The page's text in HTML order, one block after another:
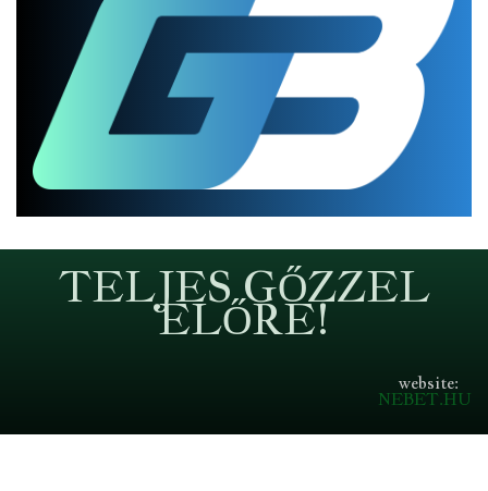
TELJES GŐZZEL
ELŐRE!
website:
NEBET.HU